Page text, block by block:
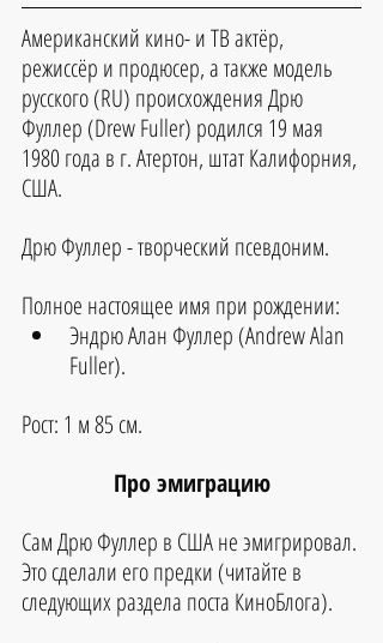
Американский кино- и ТВ актёр,
режиссёр и продюсер, а также модель
русского (RU) происхождения Дрю
Фуллер (Drew Fuller) родился 19 мая
1980 года в г. Атертон, штат Калифорния,
США.
Дрю Фуллер - творческий псевдоним.
Полное настоящее имя при рождении:
Эндрю Алан Фуллер (Andrew Alan
Fuller).
Рост: 1 м 85 см.
Про эмиграцию
Сам Дрю Фуллер в США не эмигрировал.
Это сделали его предки (читайте в
следующих раздела поста КиноБлога).